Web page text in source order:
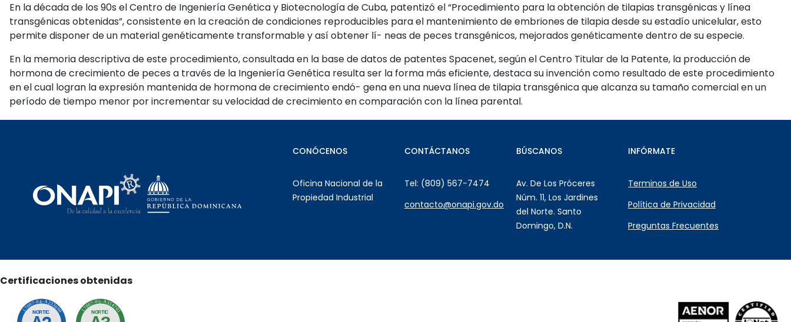
En la década de los 90s el Centro de Ingeniería Genética y Biotecnología de Cuba, patentizó el “Procedimiento para la obtención de tilapias transgénicas y línea
transgénicas obtenidas”, consistente en la creación de condiciones reproducibles para el mantenimiento de embriones de tilapia desde su estadío unicelular, esto
permite disponer de un material genéticamente transformable y así obtener lí- neas de peces transgénicos, mejorados genéticamente dentro de su especie.
En la memoria descriptiva de este procedimiento, consultada en la base de datos de patentes Spacenet, según el Centro Titular de la Patente, la producción de
hormona de crecimiento de peces a través de la Ingeniería Genética resulta ser la forma más eficiente, destaca su invención como resultado de este procedimiento
en el cual logran la expresión mantenida de hormona de crecimiento endó- gena en una nueva línea de tilapia transgénica que alcanza su tamaño comercial en un
período de tiempo menor por incrementar su velocidad de crecimiento en comparación con la línea parental.
CONÓCENOS
Oficina Nacional de la
Propiedad Industrial
CONTÁCTANOS
Tel: (809) 567-7474
contacto@onapi.gov.do
BÚSCANOS
Av. De Los Próceres
Núm. 11, Los Jardines
del Norte. Santo
Domingo, D.N.
INFÓRMATE
Terminos de Uso
Política de Privacidad
Preguntas Frecuentes
Certificaciones obtenidas